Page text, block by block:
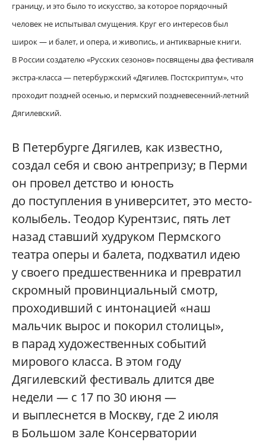
границу, и это было то искусство, за которое порядочный
человек не испытывал смущения. Круг его интересов был
широк — и балет, и опера, и живопись, и антикварные книги.
В России создателю «Русских сезонов» посвящены два фестиваля
экстра-класса — петербуржский «Дягилев. Постскриптум», что
проходит поздней осенью, и пермский поздневесенний-летний
Дягилевский.
В Петербурге Дягилев, как известно,
создал себя и свою антрепризу; в Перми
он провел детство и юность
до поступления в университет, это место-
колыбель. Теодор Курентзис, пять лет
назад ставший худруком Пермского
театра оперы и балета, подхватил идею
у своего предшественника и превратил
скромный провинциальный смотр,
проходивший с интонацией «наш
мальчик вырос и покорил столицы»,
в парад художественных событий
мирового класса. В этом году
Дягилевский фестиваль длится две
недели — с 17 по 30 июня —
и выплеснется в Москву, где 2 июля
в Большом зале Консерватории